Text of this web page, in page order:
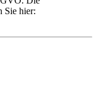
Sie hier: